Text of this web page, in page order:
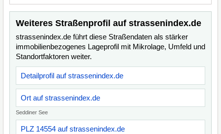
Weiteres Straßenprofil auf strassenindex.de
strassenindex.de führt diese Straßendaten als stärker
immobilienbezogenes Lageprofil mit Mikrolage, Umfeld und
Standortfaktoren weiter.
Detailprofil auf strassenindex.de
Ort auf strassenindex.de
Seddiner See
PLZ 14554 auf strassenindex.de